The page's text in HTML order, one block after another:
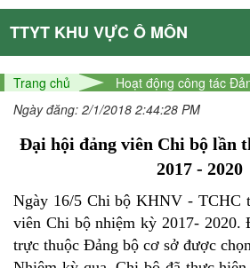
TTYT KHU VỰC Ô MÔN
Trang chủ
Hoạt động công tác
Ngày đăng: 2/1/2018 2:44:28 PM
Đại hội đảng viên Chi bộ lần
2017 - 2020
Ngày 16/5 Chi bộ KHNV - TCHC
viên Chi bộ nhiệm kỳ 2017-
trực thuộc Đảng bộ cơ sở được